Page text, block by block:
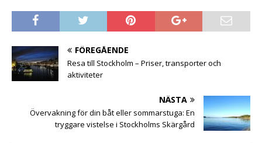
FÖREGÅENDE
Resa till Stockholm – Priser, transporter och
aktiviteter
NÄSTA
Övervakning för din båt eller sommarstuga: En
tryggare vistelse i Stockholms Skärgård